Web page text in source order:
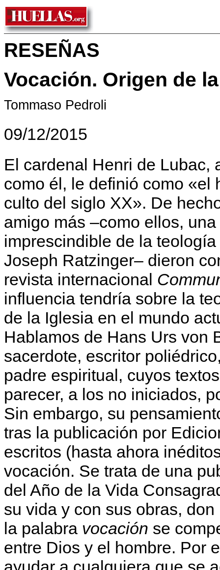
RESEÑAS
Vocación. Origen de
Tommaso Pedroli
09/12/2015
El cardenal Henri de Lubac,
como él, le definió como «el
culto del siglo XX». De
amigo más –como ellos,
imprescindible de la
Joseph Ratzinger– dieron
revista internacional
influencia tendría sobre la
de la Iglesia en el mundo
Hablamos de Hans Urs von
sacerdote, escritor
padre espiritual, cuyos
parecer, a los no iniciados,
Sin embargo, su
tras la publicación por
escritos (hasta ahora
vocación. Se trata de una
del Año de la Vida
su vida y con sus obras,
la palabra vocación se
entre Dios y el hombre. Por